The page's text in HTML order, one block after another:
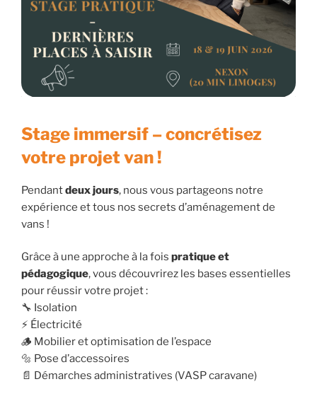
Stage immersif – concrétisez
votre projet van !
Pendantdeux jours, nous vous partageons notre
expérience et tous nos secrets d’aménagement de
vans !
Grâce à une approche à la fois pratique et
pédagogique, vous découvrirez les bases essentielles
pour réussir votre projet :
🔧 Isolation
⚡ Électricité
🪵 Mobilier et optimisation de l’espace
🔩 Pose d’accessoires
📄 Démarches administratives (VASP caravane)